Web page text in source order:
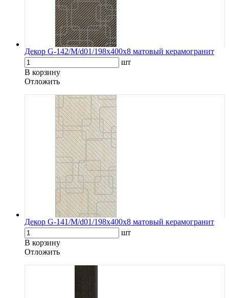
Декор G-142/M/d01/198x400x8 матовый керамогранит
шт
В корзину
Oтложить
Декор G-141/M/d01/198x400x8 матовый керамогранит
шт
В корзину
Oтложить